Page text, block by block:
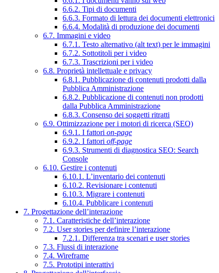
6.6.2. Tipi di documenti
6.6.3. Formato di lettura dei documenti elettronici
6.6.4. Modalità di produzione dei documenti
6.7. Immagini e video
6.7.1. Testo alternativo (alt text) per le immagini
6.7.2. Sottotitoli per i video
6.7.3. Trascrizioni per i video
6.8. Proprietà intellettuale e privacy
6.8.1. Pubblicazione di contenuti prodotti dalla
Pubblica Amministrazione
6.8.2. Pubblicazione di contenuti non prodotti
dalla Pubblica Amministrazione
6.8.3. Consenso dei soggetti ritratti
6.9. Ottimizzazione per i motori di ricerca (SEO)
6.9.1. I fattori on-page
6.9.2. I fattori off-page
6.9.3. Strumenti di diagnostica SEO: Search
Console
6.10. Gestire i contenuti
6.10.1. L’inventario dei contenuti
6.10.2. Revisionare i contenuti
6.10.3. Migrare i contenuti
6.10.4. Pubblicare i contenuti
7. Progettazione dell’interazione
7.1. Caratteristiche dell’interazione
7.2. User stories per definire l’interazione
7.2.1. Differenza tra scenari e user stories
7.3. Flussi di interazione
7.4. Wireframe
7.5. Prototipi interattivi